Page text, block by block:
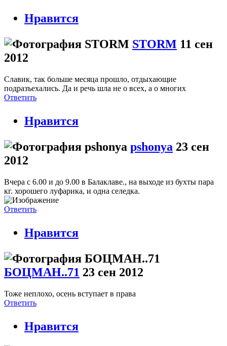
Нравится
STORM 11 сен
2012
Славик, так больше месяца прошло, отдыхающие
подразъехались. Да и речь шла не о всех, а о многих
Ответить
Нравится
pshonya 23 сен
2012
Вчера c 6.00 и до 9.00 в Балаклаве., на выходе из бухты пара
кг. хорошего луфарика, и одна селедка.
Ответить
Нравится
БОЦМАН..71 23 сен 2012
Тоже неплохо, осень вступает в права
Ответить
Нравится